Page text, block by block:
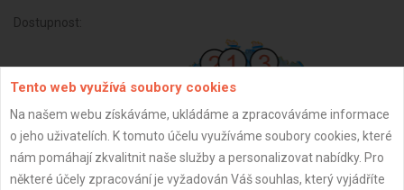
Dostupnost:
Tento web využívá soubory cookies
Na našem webu získáváme, ukládáme a zpracováváme informace
o jeho uživatelích. K tomuto účelu využíváme soubory cookies, které
nám pomáhají zkvalitnit naše služby a personalizovat nabídky. Pro
některé účely zpracování je vyžadován Váš souhlas, který vyjádříte